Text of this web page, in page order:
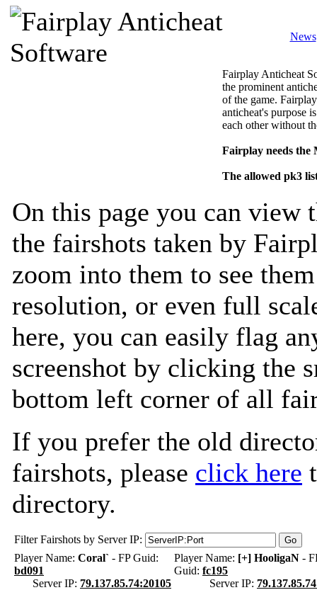
News
Fairplay Anticheat
the prominent
of the game.
anticheat's purpose
each other without
Fairplay needs
The allowed pk3
On this page you can view
the fairshots taken by
zoom into them to see
resolution, or even full
here, you can easily flag
screenshot by clicking the
bottom left corner of all
If you prefer the old
fairshots, please click here
directory.
Filter Fairshots by Server IP:
Player Name: Coral` - FP Guid:
bd091
Server IP: 79.137.85.74:20105
Player Name: [+] HooligaN -
Guid: fc195
Server IP: